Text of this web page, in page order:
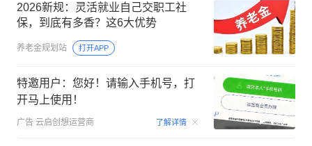
2026新规：灵活就业自己交职工社
保，到底有多香？这6大优势
养老金规划站 打开APP
特邀用户：您好！请输入手机号，打
开马上使用！
广告 云启创想运营商 了解详情 00:15